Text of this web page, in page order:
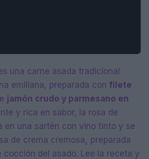
una carne asada tradicional
emiliana, preparada con filete
jamón crudo y parmesano en
y rica en sabor, la rosa de
en una sartén con vino tinto y se
de crema cremosa , preparada
cocción del asado. Lee la receta y